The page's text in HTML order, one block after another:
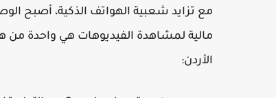
مع تزايد شعبية الهواتف الذكية، أصبح
مالية لمشاهدة الفيديوهات هي واحدة
الأردن: